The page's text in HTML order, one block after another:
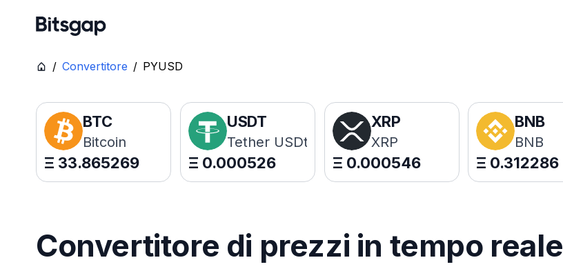
/ Convertitore / PYUSD
BTC
Bitcoin
Ξ 33.865269
USDT
Tether USDt
Ξ 0.000526
XRP
XRP
Ξ 0.000546
BNB
BNB
Ξ 0.312286
Convertitore di prezzi in tempo reale